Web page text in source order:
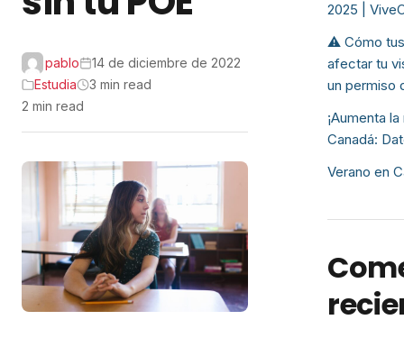
pablo
14 de diciembre de 2022
Estudia
3 min read
2 min read
2025 |
⚠️ Cómo
afectar tu
un permiso
¡Aumenta
Canadá:
Verano en